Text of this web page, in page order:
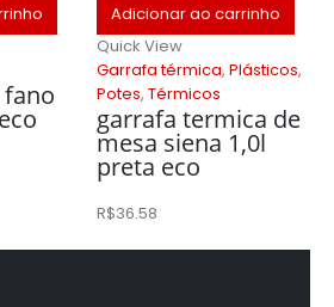
Adicionar ao carrinho
Quick View
Garrafa térmica, Plásticos,
Potes, Térmicos
garrafa termica de
mesa siena 1,0l
preta eco
R$36.58